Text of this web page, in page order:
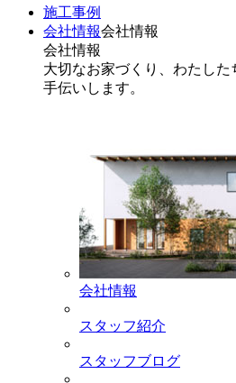
施工事例
会社情報会社情報
会社情報
大切なお家づくり、わたした
手伝いします。
会社情報
スタッフ紹介
スタッフブログ